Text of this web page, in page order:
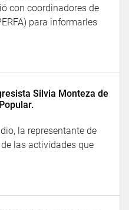
con coordinadores de
para informarles
Silvia Monteza de
la representante de
las actividades que